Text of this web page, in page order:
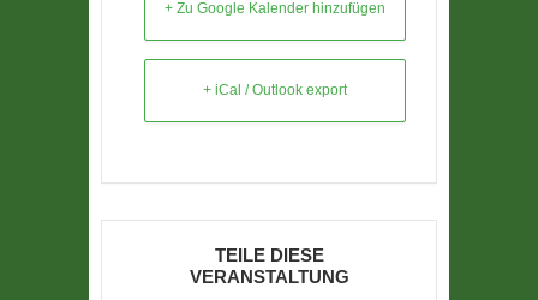
+ Zu Google Kalender hinzufügen
+ iCal / Outlook export
TEILE DIESE
VERANSTALTUNG